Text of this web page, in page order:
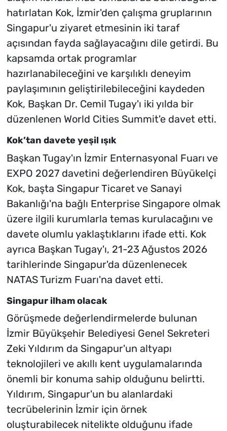
hatırlatan Kok, İzmir'den çalışma gruplarının
Singapur'u ziyaret etmesinin iki taraf
açısından fayda sağlayacağını dile getirdi. Bu
kapsamda ortak programlar
hazırlanabileceğini ve karşılıklı deneyim
paylaşımının geliştirilebileceğini kaydeden
Kok, Başkan Dr. Cemil Tugay'ı iki yılda bir
düzenlenen World Cities Summit'e davet etti.
Kok’tan davete yeşil ışık
Başkan Tugay'ın İzmir Enternasyonal Fuarı ve
EXPO 2027 davetini değerlendiren Büyükelçi
Kok, başta Singapur Ticaret ve Sanayi
Bakanlığı'na bağlı Enterprise Singapore olmak
üzere ilgili kurumlarla temas kurulacağını ve
davete olumlu yaklaştıklarını ifade etti. Kok
ayrıca Başkan Tugay'ı, 21-23 Ağustos 2026
tarihlerinde Singapur'da düzenlenecek
NATAS Turizm Fuarı'na davet etti.
Singapur ilham olacak
Görüşmede değerlendirmelerde bulunan
İzmir Büyükşehir Belediyesi Genel Sekreteri
Zeki Yıldırım da Singapur'un altyapı
teknolojileri ve akıllı kent uygulamalarında
önemli bir konuma sahip olduğunu belirtti.
Yıldırım, Singapur'un bu alanlardaki
tecrübelerinin İzmir için örnek
oluşturabilecek nitelikte olduğunu ifade